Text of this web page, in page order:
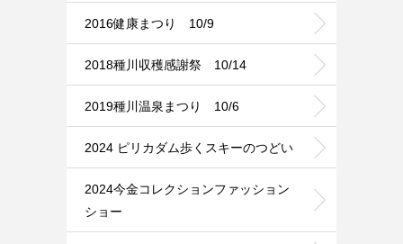
2016健康まつり 10/9
2018種川収穫感謝祭 10/14
2019種川温泉まつり 10/6
2024 ピリカダム歩くスキーのつどい
2024今金コレクションファッション
ショー